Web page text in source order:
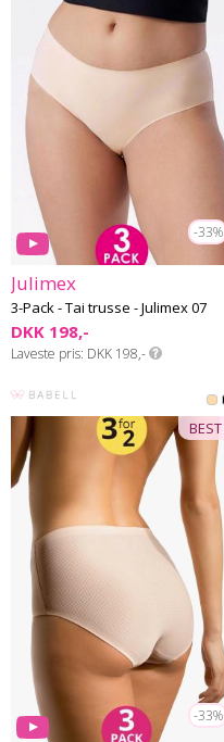
-33%
Julimex
3-Pack - Tai trusse - Julimex 07
DKK 198,-
Laveste pris DKK 198,-
-33%
BEST